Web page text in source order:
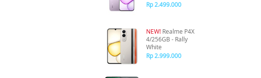
Rp 2.499.000
NEW! Realme P4X
4/256GB - Rally
White
Rp 2.999.000